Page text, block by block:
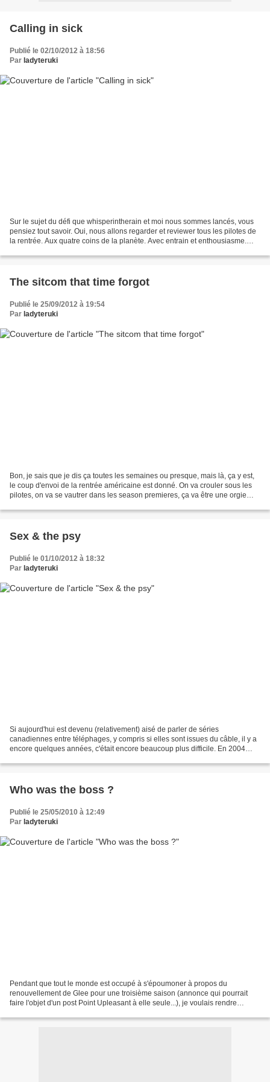
Calling in sick
Publié le 02/10/2012 à 18:56
Par ladyteruki
Sur le sujet du défi que whisperintherain et moi nous sommes lancés, vous
pensiez tout savoir. Oui, nous allons regarder et reviewer tous les pilotes de
la rentrée. Aux quatre coins de la planète. Avec entrain et enthousiasme.
The sitcom that time forgot
Publié le 25/09/2012 à 19:54
Par ladyteruki
Bon, je sais que je dis ça toutes les semaines ou presque, mais là, ça y est,
le coup d'envoi de la rentrée américaine est donné. On va crouler sous les
pilotes, on va se vautrer dans les season premieres, ça va être une orgie
Sex & the psy
Publié le 01/10/2012 à 18:32
Par ladyteruki
Si aujourd'hui est devenu (relativement) aisé de parler de séries
canadiennes entre téléphages, y compris si elles sont issues du câble, il y a
encore quelques années, c'était encore beaucoup plus difficile. En 2004
Who was the boss ?
Publié le 25/05/2010 à 12:49
Par ladyteruki
Pendant que tout le monde est occupé à s'époumoner à propos du
renouvellement de Glee pour une troisième saison (annonce qui pourrait
faire l'objet d'un post Point Upleasant à elle seule...), je voulais rendre